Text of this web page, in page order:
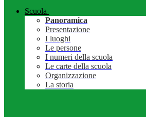
Scuola
Panoramica
Presentazione
I luoghi
Le persone
I numeri della scuola
Le carte della scuola
Organizzazione
La storia